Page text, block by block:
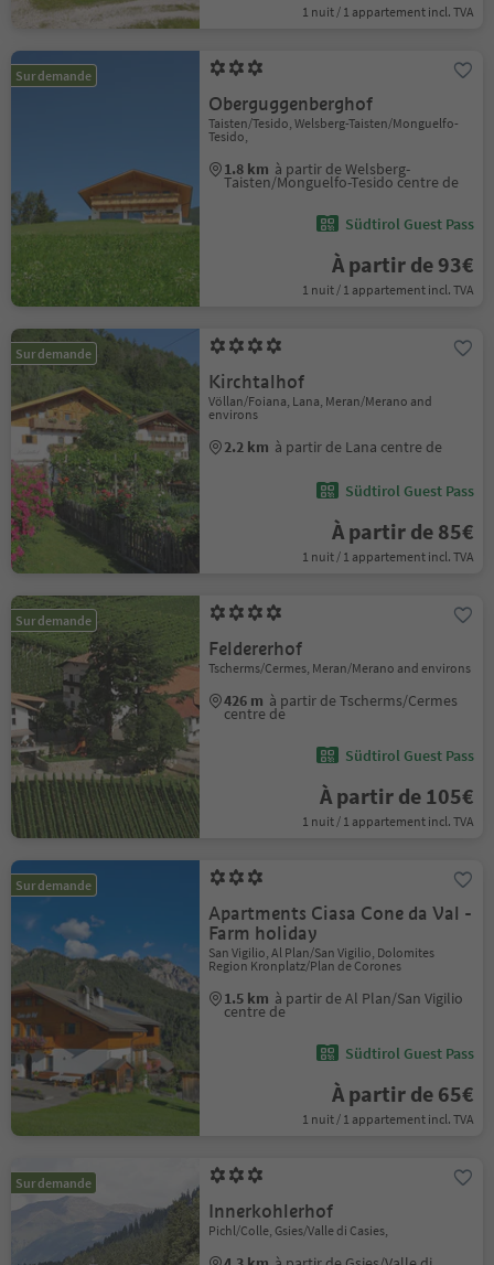
1 nuit / 1 appartement incl. TVA
Sur demande
Oberguggenberghof
Taisten/Tesido, Welsberg-Taisten/Monguelfo-
Tesido,
1.8 km à partir de Welsberg-
Taisten/Monguelfo-Tesido centre de
Südtirol Guest Pass
À partir de 93€
1 nuit / 1 appartement incl. TVA
Sur demande
Kirchtalhof
Völlan/Foiana, Lana, Meran/Merano and
environs
2.2 km à partir de Lana centre de
Südtirol Guest Pass
À partir de 85€
1 nuit / 1 appartement incl. TVA
Sur demande
Feldererhof
Tscherms/Cermes, Meran/Merano and environs
426 m à partir de Tscherms/Cermes
centre de
Südtirol Guest Pass
À partir de 105€
1 nuit / 1 appartement incl. TVA
Sur demande
Apartments Ciasa Cone da Val -
Farm holiday
San Vigilio, Al Plan/San Vigilio, Dolomites
Region Kronplatz/Plan de Corones
1.5 km à partir de Al Plan/San Vigilio
centre de
Südtirol Guest Pass
À partir de 65€
1 nuit / 1 appartement incl. TVA
Sur demande
Innerkohlerhof
Pichl/Colle, Gsies/Valle di Casies,